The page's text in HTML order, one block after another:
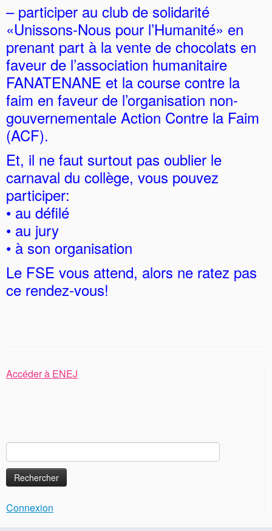
– participer au club de solidarité
«Unissons-Nous pour l’Humanité» en
prenant part à la vente de chocolats en
faveur de l’association humanitaire
FANATENANE et la course contre la
faim en faveur de l’organisation non-
gouvernementale Action Contre la Faim
(ACF).
Et, il ne faut surtout pas oublier le
carnaval du collège, vous pouvez
participer:
• au défilé
• au jury
• à son organisation
Le FSE vous attend, alors ne ratez pas
ce rendez-vous!
Accéder à ENEJ
Connexion